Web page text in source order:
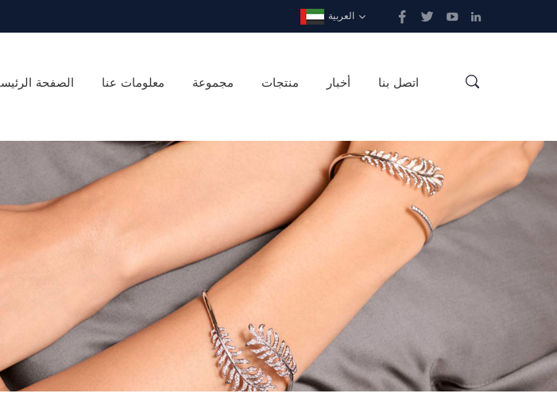
العربية
الصفحة معلومات عنا مجموعة منتجات أخبار اتصل بنا